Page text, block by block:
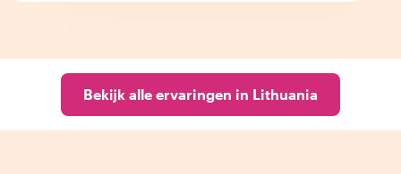
Bekijk alle ervaringen in Lithuania